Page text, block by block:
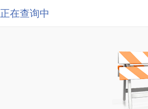
正在查询中